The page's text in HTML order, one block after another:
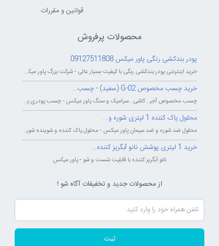
قوانين و مقررات
محصولات پرفروش
پودر بندکشی رنگی پاور میکس 09127511808
خرید اینترنتی پودر بندکشی رنگی با کیفیت بسیار عالی - شرکت بزرگ پاور میکس...
خرید چسب مخصوص G-02 (سفید) - چسب...
چسب مخصوص آجر . کاشی . سرامیک و سنگ پاور میکس - چسب پودری پاورمیکس - چسب...
محلول پاک کننده 1 لیتری شوره و...
محلول ضد شوره و ضد سیمان پاور میکس - محلول پاک کننده و شوینده شوره و سیمان...
خرید 1 لیتری پوشش نانو آبگریز کننده...
نانو آبگریز کننده با قابلیت شست و شو - پاور میکس
از محصولات جدید و تخفیفات آگاه شو !
ثبت